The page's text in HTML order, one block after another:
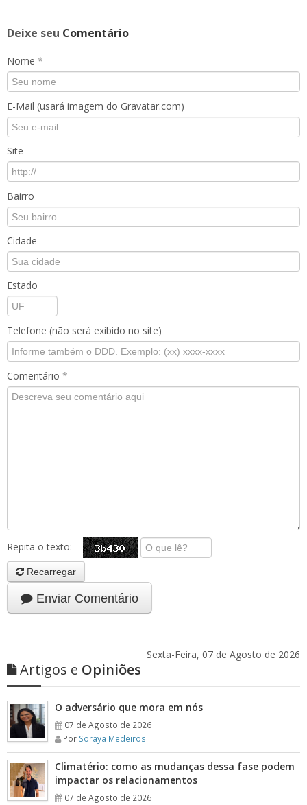
Deixe seu Comentário
Nome *
E-Mail (usará imagem do Gravatar.com)
Site
Bairro
Cidade
Estado
Telefone (não será exibido no site)
Comentário *
Repita o texto:
Recarregar
Enviar Comentário
Sexta-Feira, 07 de Agosto de 2026
Artigos e Opiniões
O adversário que mora em nós
07 de Agosto de 2026
Por Soraya Medeiros
Climatério: como as mudanças dessa fase podem
impactar os relacionamentos
07 de Agosto de 2026